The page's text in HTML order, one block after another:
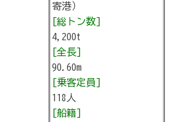
寄港）
[総トン数]
4,200t
[全長]
90.60m
[乗客定員]
118人
[船籍]